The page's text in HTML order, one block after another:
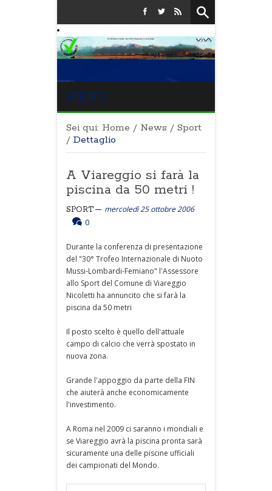
MENU
Sei qui: Home / News / Sport
/ Dettaglio
A Viareggio si farà la
piscina da 50 metri !
SPORT
mercoledì 25 ottobre 2006
0
Durante la conferenza di presentazione
del "30° Trofeo Internazionale di Nuoto
Mussi-Lombardi-Femiano" l'Assessore
allo Sport del Comune di Viareggio
Nicoletti ha annuncito che si farà la
piscina da 50 metri
Il posto scelto è quello dell'attuale
campo di calcio che verrà spostato in
nuova zona.
Grande l'appoggio da parte della FIN
che aiuterà anche economicamente
l'investimento.
A Roma nel 2009 ci saranno i mondiali e
se Viareggio avrà la piscina pronta sarà
sicuramente una delle piscine ufficiali
dei campionati del Mondo.